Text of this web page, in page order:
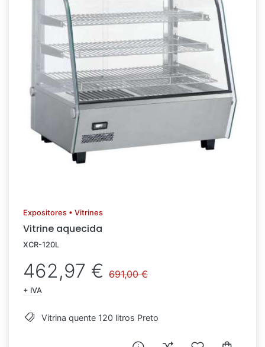
Expositores • Vitrines
Vitrine aquecida
XCR-120L
462,97 € 691,00 €
+ IVA
Vitrina quente 120 litros Preto